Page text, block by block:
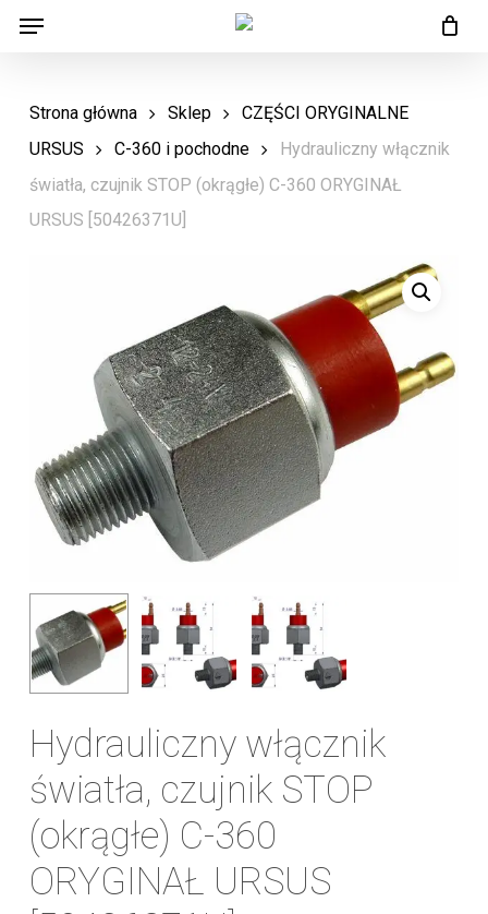
Skip
content
Menu
Strona główna Sklep
CZĘŚCI ORYGINALNE
URSUS
C-360 i pochodne
Hydrauliczny włącznik
światła, czujnik STOP (okrągłe) C-360 ORYGINAŁ
URSUS [50426371U]
Hydrauliczny włącznik
światła, czujnik STOP
(okrągłe) C-360
ORYGINAŁ URSUS
Menu